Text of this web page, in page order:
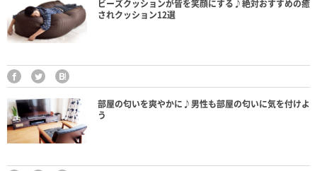
ビーズクッションが皆を笑顔にする♪絶対おすすめの癒
されクッション12選
部屋の匂いを爽やかに♪男性も部屋の匂いに気を付けよ
う